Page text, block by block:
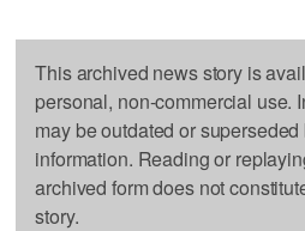
This archived news story is
personal, non-commercial use.
may be outdated or
information. Reading or
archived form does not
story.